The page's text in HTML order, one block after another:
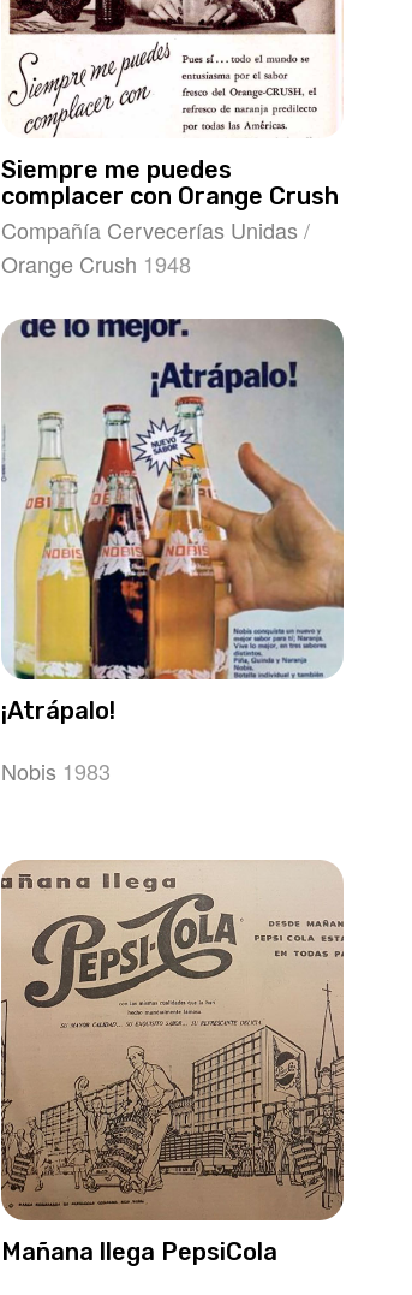
Siempre me puedes
complacer con Orange Crush
Compañía Cervecerías Unidas /
Orange Crush 1948
¡Atrápalo!
Nobis 1983
Mañana llega PepsiCola